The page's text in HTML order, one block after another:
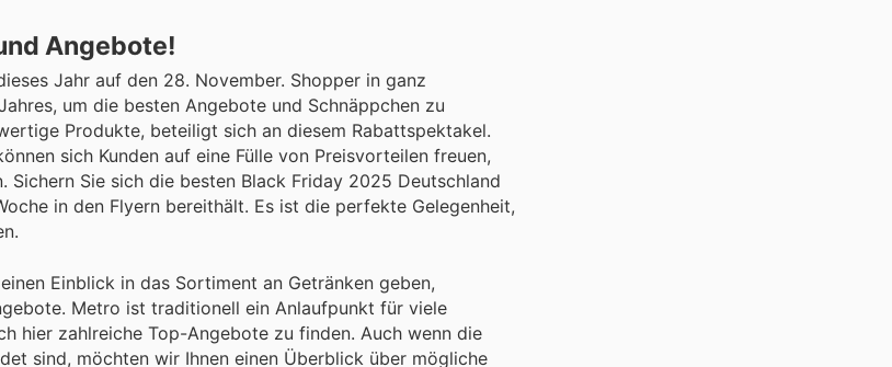
Angebote!
Jahr auf den 28. November. Shopper in ganz
um die besten Angebote und Schnäppchen zu
Produkte, beteiligt sich an diesem Rabattspektakel.
sich Kunden auf eine Fülle von Preisvorteilen freuen,
Sie sich die besten Black Friday 2025 Deutschland
in den Flyern bereithält. Es ist die perfekte Gelegenheit,
Einblick in das Sortiment an Getränken geben,
Metro ist traditionell ein Anlaufpunkt für viele
hier zahlreiche Top-Angebote zu finden. Auch wenn die
sind, möchten wir Ihnen einen Überblick über mögliche